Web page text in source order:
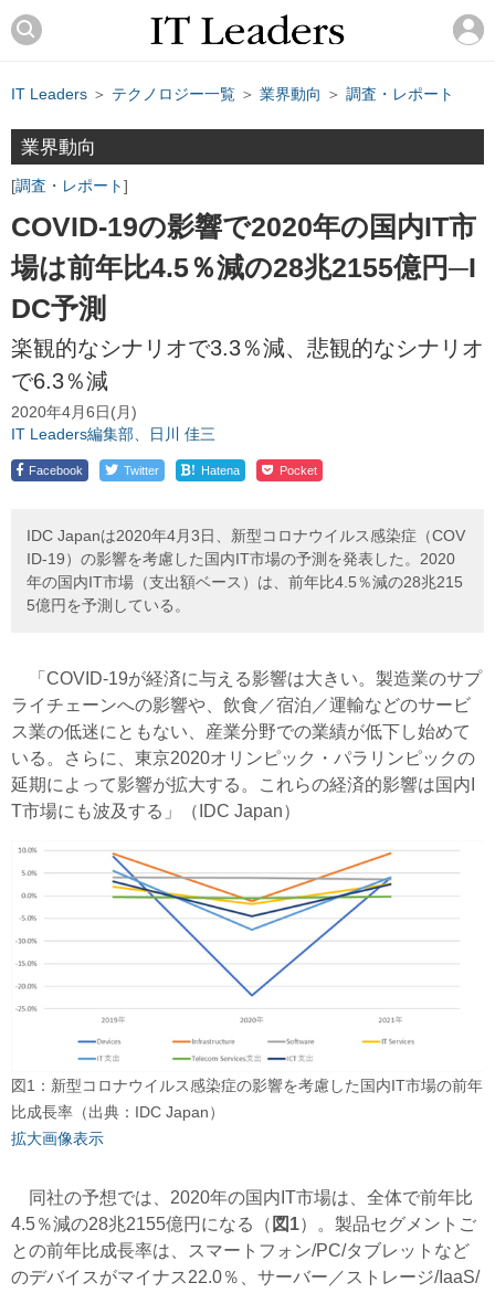
IT Leaders ＞ テクノロジー一覧 ＞ 業界動向 ＞ 調査・レポート
業界動向
調査・レポート
COVID-19の影響で2020年の国内IT市
場は前年比4.5％減の28兆2155億円─I
DC予測
楽観的なシナリオで3.3％減、悲観的なシナリオ
で6.3％減
2020年4月6日(月)
IT Leaders編集部、日川 佳三
Facebook Twitter ! Hatena Pocket
IDC Japanは2020年4月3日、新型コロナウイルス感染症（COV
ID-19）の影響を考慮した国内IT市場の予測を発表した。2020
年の国内IT市場（支出額ベース）は、前年比4.5％減の28兆215
5億円を予測している。
「COVID-19が経済に与える影響は大きい。製造業のサプ
ライチェーンへの影響や、飲食／宿泊／運輸などのサービ
ス業の低迷にともない、産業分野での業績が低下し始めて
いる。さらに、東京2020オリンピック・パラリンピックの
延期によって影響が拡大する。これらの経済的影響は国内I
T市場にも波及する」（IDC Japan）
図1：新型コロナウイルス感染症の影響を考慮した国内IT市場の前年
比成長率（出典：IDC Japan）
拡大画像表示
同社の予想では、2020年の国内IT市場は、全体で前年比
4.5％減の28兆2155億円になる（ 図1）。製品セグメントご
との前年比成長率は、スマートフォン/PC/タブレットなど
のデバイスがマイナス22.0％、サーバー／ストレージ/IaaS/